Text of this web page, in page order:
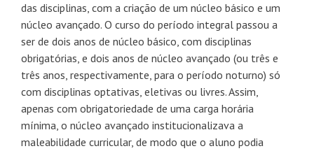
das disciplinas, com a criação de um núcleo básico e um
núcleo avançado. O curso do período integral passou a
ser de dois anos de núcleo básico, com disciplinas
obrigatórias, e dois anos de núcleo avançado (ou três e
três anos, respectivamente, para o período noturno) só
com disciplinas optativas, eletivas ou livres. Assim,
apenas com obrigatoriedade de uma carga horária
mínima, o núcleo avançado institucionalizava a
maleabilidade curricular, de modo que o aluno podia